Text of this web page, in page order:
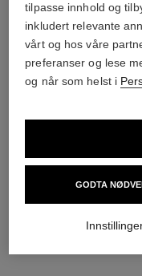
Legg i handlekurv
tilpasse innhold og
inkludert relevante
vårt og hos våre
preferanser og lese
og når som helst i
GODTA